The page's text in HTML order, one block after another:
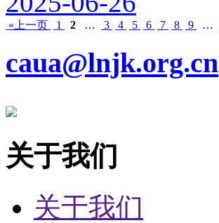
«上一页 1 2 … 3 4 5 6 7 8 9 …
caua@lnjk.org.cn
关于我们
关于我们